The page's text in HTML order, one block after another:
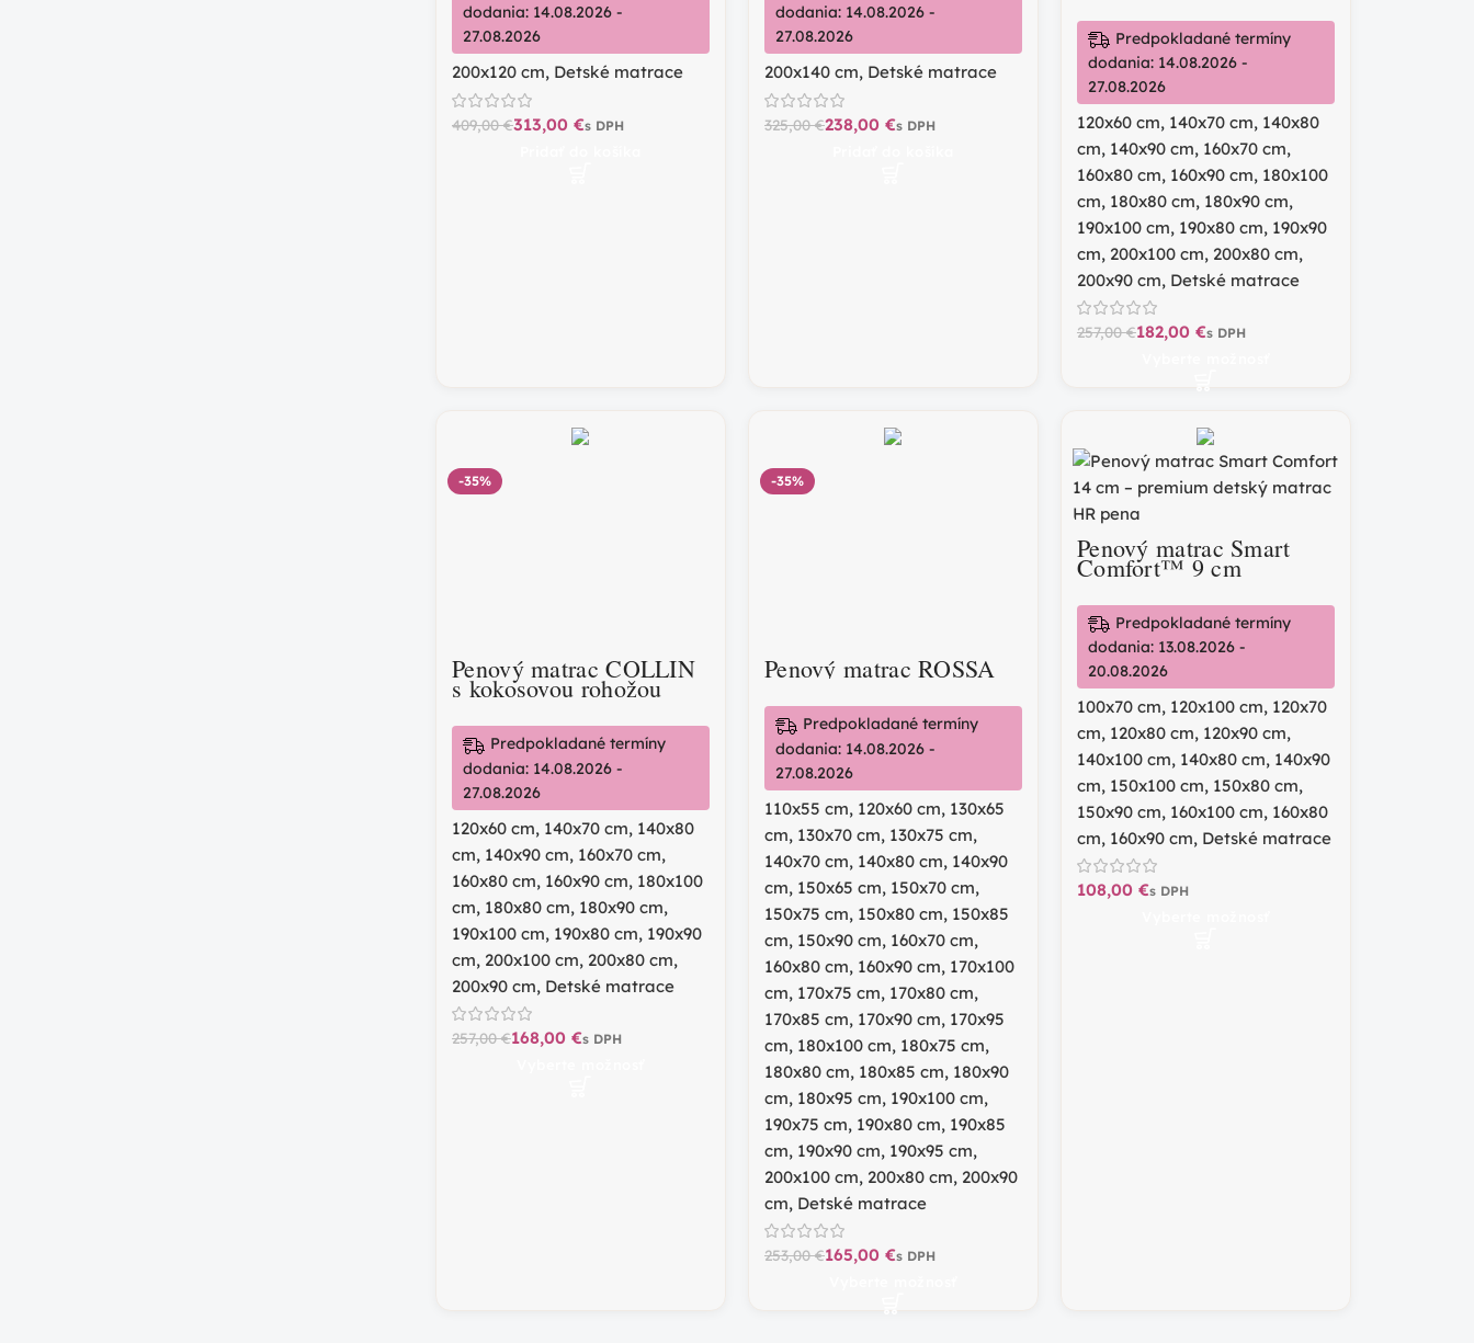
dodania: 14.08.2026 -
27.08.2026
200x120 cm, Detské matrace
409,00€313,00 €
dodania: 14.08.2026 -
27.08.2026
200x140 cm, Detské matrace
325,00€238,00 €
Predpokladané termíny
dodania: 14.08.2026 -
27.08.2026
120x60 cm, 140x70 cm, 140x80
cm, 140x90 cm, 160x70 cm,
160x80 cm, 160x90 cm, 180x100
cm, 180x80 cm, 180x90 cm,
190x100 cm, 190x80 cm, 190x90
cm, 200x100 cm, 200x80 cm,
200x90 cm, Detské matrace
257,00€182,00 €
-35%
Penový matrac COLLIN
s kokosovou rohožou
Predpokladané termíny
dodania: 14.08.2026 -
27.08.2026
120x60 cm, 140x70 cm, 140x80
cm, 140x90 cm, 160x70 cm,
160x80 cm, 160x90 cm, 180x100
cm, 180x80 cm, 180x90 cm,
190x100 cm, 190x80 cm, 190x90
cm, 200x100 cm, 200x80 cm,
200x90 cm, Detské matrace
257,00€168,00 €
-35%
Penový matrac ROSSA
Predpokladané termíny
dodania: 14.08.2026 -
27.08.2026
110x55 cm, 120x60 cm, 130x65
cm, 130x70 cm, 130x75 cm,
140x70 cm, 140x80 cm, 140x90
cm, 150x65 cm, 150x70 cm,
150x75 cm, 150x80 cm, 150x85
cm, 150x90 cm, 160x70 cm,
160x80 cm, 160x90 cm, 170x100
cm, 170x75 cm, 170x80 cm,
170x85 cm, 170x90 cm, 170x95
cm, 180x100 cm, 180x75 cm,
180x80 cm, 180x85 cm, 180x90
cm, 180x95 cm, 190x100 cm,
190x75 cm, 190x80 cm, 190x85
cm, 190x90 cm, 190x95 cm,
200x100 cm, 200x80 cm, 200x90
cm, Detské matrace
253,00€165,00 €
Penový matrac Smart
Comfort™ 9 cm
Predpokladané termíny
dodania: 13.08.2026 -
20.08.2026
100x70 cm, 120x100 cm, 120x70
cm, 120x80 cm, 120x90 cm,
140x100 cm, 140x80 cm, 140x90
cm, 150x100 cm, 150x80 cm,
150x90 cm, 160x100 cm, 160x80
cm, 160x90 cm, Detské matrace
€